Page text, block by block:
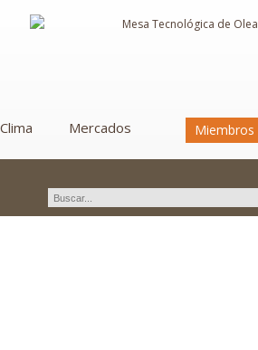
Clima Mercados Miembros